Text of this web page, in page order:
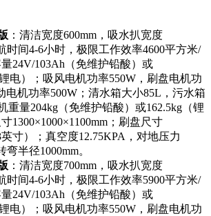
：清洁宽度600mm，吸水扒宽度
时间4-6小时，极限工作效率4600平方米/
24V/103Ah（免维护铅酸）或
电）；吸风电机功率550W，刷盘电机功
电机功率500W；清水箱大小85L，污水箱
重量204kg（免维护铅酸）或162.5kg（锂
1300×1000×1100mm；刷盘尺寸
英寸）；真空度12.75KPA，对地压力
半径1000mm。
：清洁宽度700mm，吸水扒宽度
时间4-6小时，极限工作效率5900平方米/
24V/103Ah（免维护铅酸）或
电）；吸风电机功率550W，刷盘电机功